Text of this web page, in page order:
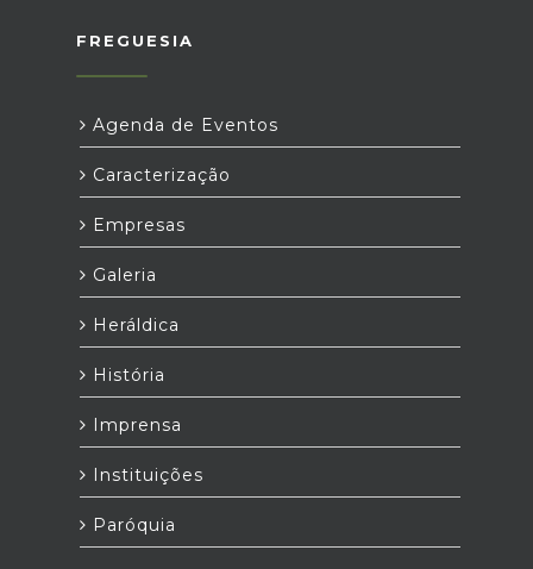
FREGUESIA
Agenda de Eventos
Caracterização
Empresas
Galeria
Heráldica
História
Imprensa
Instituições
Paróquia